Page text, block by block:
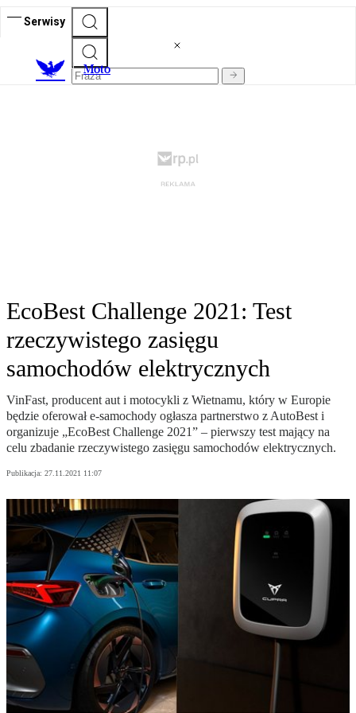
Serwisy
Moto
EcoBest Challenge 2021: Test
rzeczywistego zasięgu
samochodów elektrycznych
VinFast, producent aut i motocykli z Wietnamu, który w Europie
będzie oferował e-samochody ogłasza partnerstwo z AutoBest i
organizuje „EcoBest Challenge 2021” – pierwszy test mający na
celu zbadanie rzeczywistego zasięgu samochodów elektrycznych.
Publikacja: 27.11.2021 11:07